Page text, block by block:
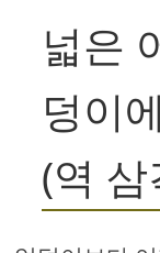
넓은
덩이
(역